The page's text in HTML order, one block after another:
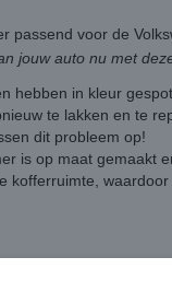
passend voor de
jouw auto nu met
hebben in kleur
te lakken en te
dit probleem op!
is op maat gemaakt
kofferruimte,
zijn gefabriceerd van
te garanderen en